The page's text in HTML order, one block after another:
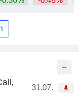
31.07.